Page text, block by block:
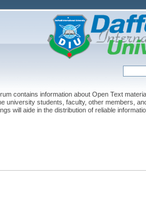
contains information about Open Text
university students, faculty, other members,
will aide in the distribution of reliable